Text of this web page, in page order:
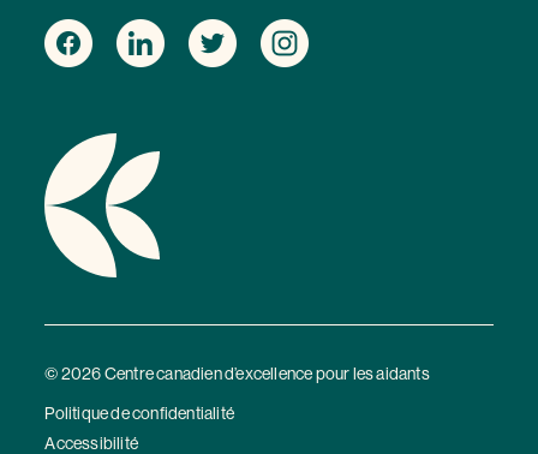
© 2026 Centre canadien d’excellence pour les aidants
Politique de confidentialité
Accessibilité